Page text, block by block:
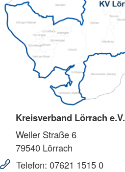
Kreisverband Lörrach e.V.
Weiler Straße 6
79540 Lörrach
Telefon: 07621 1515 0